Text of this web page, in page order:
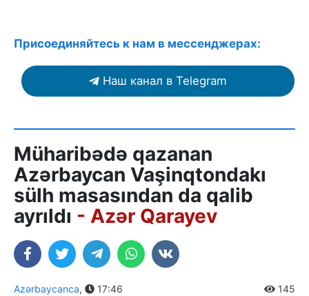
Присоединяйтесь к нам в мессенджерах:
Наш канал в Telegram
Müharibədə qazanan
Azərbaycan Vaşinqtondakı
sülh masasından da qalib
ayrıldı - Azər Qarayev
Azərbaycanca, 17:46 145